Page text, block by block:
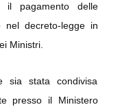
il pagamento delle
nel decreto-legge in
Ministri.
sia stata condivisa
presso il Ministero